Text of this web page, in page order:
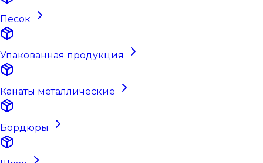
Песок
Упакованная продукция
Канаты металлические
Бордюры